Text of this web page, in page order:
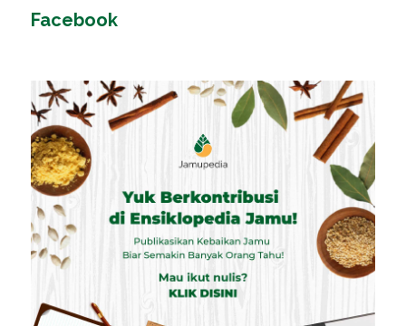
Facebook